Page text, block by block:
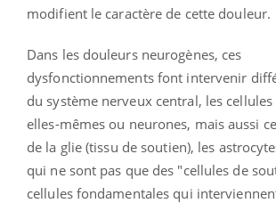
modifient le caractère de cette douleur.
Dans les douleurs neurogènes, ces
dysfonctionnements font intervenir
du système nerveux central, les
elles-mêmes ou neurones, mais aussi
de la glie (tissu de soutien), les
qui ne sont pas que des "cellules de
cellules fondamentales qui